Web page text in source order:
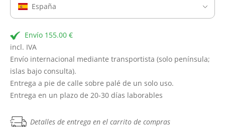
España
Envío 155.00 €
incl. IVA
Envío internacional mediante transportista (solo península;
islas bajo consulta).
Entrega a pie de calle sobre palé de un solo uso.
Entrega en un plazo de 20-30 días laborables
Detalles de entrega en el carrito de compras